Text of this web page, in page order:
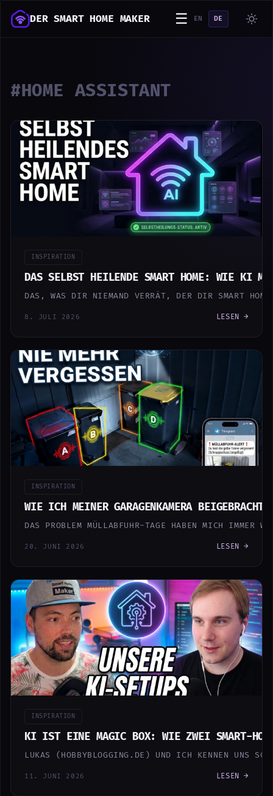
DER SMART HOME MAKER ☰ EN DE
#HOME ASSISTANT
INSPIRATION
DAS SELBST HEILENDE SMART HOME: WIE KI
DAS, WAS DIR NIEMAND VERRÄT, DER DIR SMART
8. JULI 2026 LESEN →
INSPIRATION
WIE ICH MEINER GARAGENKAMERA
DAS PROBLEM MÜLLABFUHR-TAGE HABEN MICH
20. JUNI 2026 LESEN →
INSPIRATION
KI IST EINE MAGIC BOX: WIE ZWEI SMART-
LUKAS (HOBBYBLOGGING.DE) UND ICH KENNEN UNS
11. JUNI 2026 LESEN →